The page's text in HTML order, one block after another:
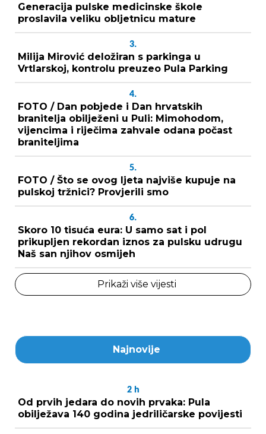
Generacija pulske medicinske škole
proslavila veliku obljetnicu mature
3.
Milija Mirović deložiran s parkinga u
Vrtlarskoj, kontrolu preuzeo Pula Parking
4.
FOTO / Dan pobjede i Dan hrvatskih
branitelja obilježeni u Puli: Mimohodom,
vijencima i riječima zahvale odana počast
braniteljima
5.
FOTO / Što se ovog ljeta najviše kupuje na
pulskoj tržnici? Provjerili smo
6.
Skoro 10 tisuća eura: U samo sat i pol
prikupljen rekordan iznos za pulsku udrugu
Naš san njihov osmijeh
Prikaži više vijesti
Najnovije
2 h
Od prvih jedara do novih prvaka: Pula
obilježava 140 godina jedriličarske povijesti